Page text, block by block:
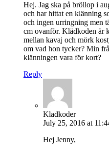
Hej. Jag ska på bröllop i
och har hittat en klänning
och ingen urringning men
cm ovanför. Klädkoden är
mellan kavaj och mörk
om vad hon tycker? Min
klänningen vara för kort?
Reply
Kladkoder
July 25, 2016 at
Hej Jenny,